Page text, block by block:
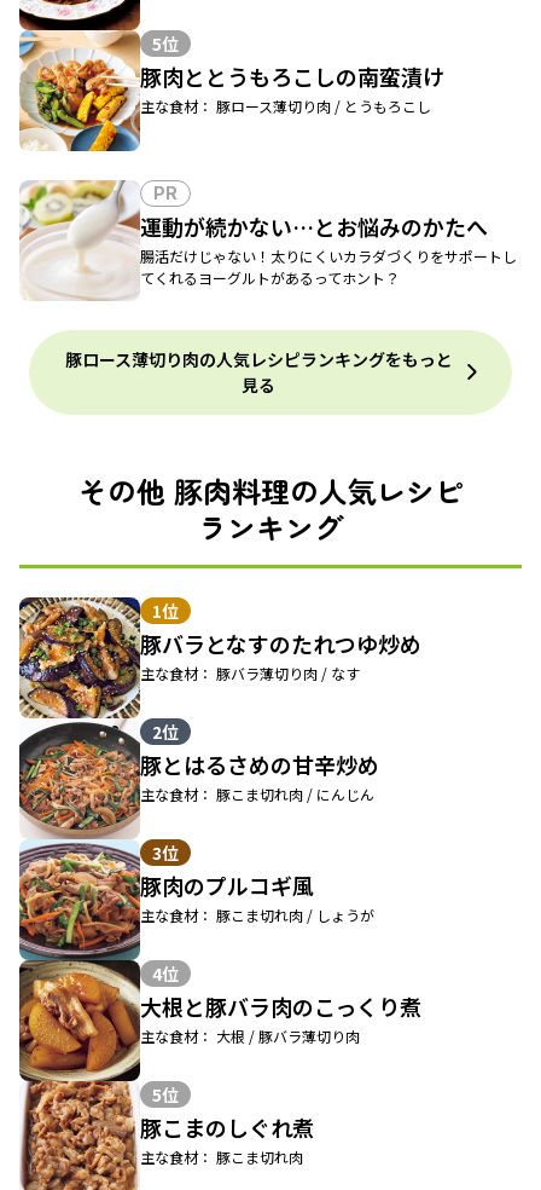
5位
豚肉ととうもろこしの南蛮漬け
主な食材： 豚ロース薄切り肉 / とうもろこし
PR
運動が続かない…とお悩みのかたへ
腸活だけじゃない！太りにくいカラダづくりをサポートし
てくれるヨーグルトがあるってホント？
豚ロース薄切り肉の人気レシピランキングをもっと
見る
その他 豚肉料理の人気レシピ
ランキング
1位
豚バラとなすのたれつゆ炒め
主な食材： 豚バラ薄切り肉 / なす
2位
豚とはるさめの甘辛炒め
主な食材： 豚こま切れ肉 / にんじん
3位
豚肉のプルコギ風
主な食材： 豚こま切れ肉 / しょうが
4位
大根と豚バラ肉のこっくり煮
主な食材： 大根 / 豚バラ薄切り肉
5位
豚こまのしぐれ煮
主な食材： 豚こま切れ肉